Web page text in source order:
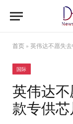
首页 » 英伟达不愿失
国际
英伟达
款专供